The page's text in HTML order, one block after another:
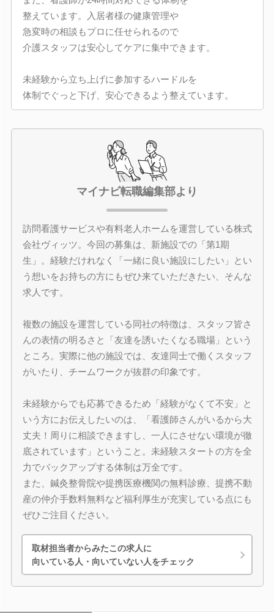
整えています。入居者様の健康管理や
急変時の相談もプロに任せられるので
介護スタッフは安心してケアに集中できます。
未経験から立ち上げに参加するハードルを
体制でぐっと下げ、安心できるよう整えています。
マイナビ転職編集部より
訪問看護サービスや有料老人ホームを運営している株式
会社ヴィッツ。今回の募集は、新施設での「第1期
生」。経験だけれなく「一緒に良い施設にしたい」とい
う想いをお持ちの方にもぜひ来ていただきたい、そんな
求人です。
複数の施設を運営している同社の特徴は、スタッフ皆さ
んの表情の明るさと「友達を誘いたくなる職場」という
ところ。実際に他の施設では、友達同士で働くスタッフ
がいたり、チームワークが抜群の印象です。
未経験からでも応募できるため「経験がなくて不安」と
いう方にお伝えしたいのは、「看護師さんがいるから大
丈夫！周りに相談できますし、一人にさせない環境が徹
底されています」ということ。未経験スタートの方を全
力でバックアップする体制は万全です。
また、鍼灸整骨院や提携医療機関の無料診療、提携不動
産の仲介手数料無料など福利厚生が充実している点にも
ぜひご注目ください。
取材担当者からみたこの求人に
向いている人・向いていない人をチェック